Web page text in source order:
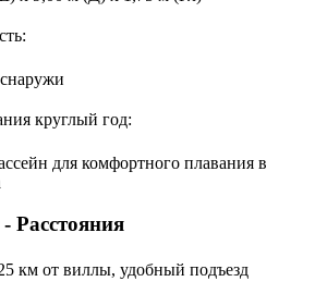
круглый год:
для комфортного плавания в
Расстояния
км от виллы, удобный подъезд